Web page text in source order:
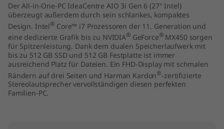
2
7
n
Der All-in-One-PC IdeaCentre AIO 3i Gen 6 (27" Intel)
überzeugt außerdem durch sein schlankes, kompaktes
Design. Intel® Core™ i7 Prozessoren der 11. Generation und
eine dedizierte Grafik bis zu NVIDIA® GeForce® MX450 sorgen
für Spitzenleistung. Dank dem dualen Speicherlaufwerk mit
bis zu 512 GB SSD und 512 GB Festplatte ist immer
ausreichend Platz für Dateien. Ein FHD-Display mit schmalen
Rändern auf drei Seiten und Harman Kardon®-zertifizierte
Stereolautsprecher vervollständigen diesen perfekten
Familien-PC.